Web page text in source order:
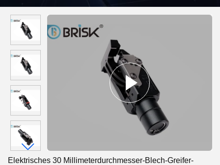
Elektrisches 30 Millimeterdurchmesser-Blech-Greifer-